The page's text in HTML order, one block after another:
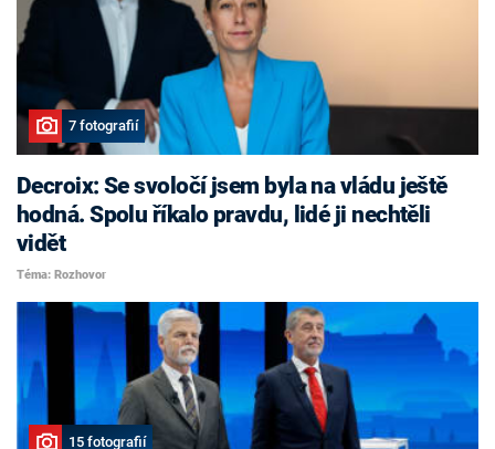
7 fotografií
Decroix: Se svoločí jsem byla na vládu ještě
hodná. Spolu říkalo pravdu, lidé ji nechtěli
vidět
Téma: Rozhovor
15 fotografií